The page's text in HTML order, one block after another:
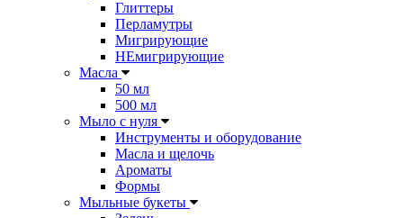
Глиттеры
Перламутры
Мигрирующие
НЕмигрирующие
Масла
50 мл
500 мл
Мыло с нуля
Инструменты и оборудование
Масла и щелочь
Ароматы
Формы
Мыльные букеты